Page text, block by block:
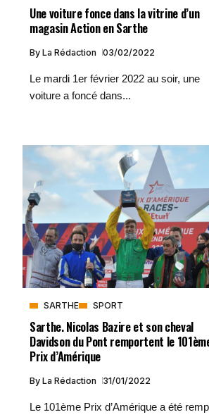
Une voiture fonce dans la vitrine d’un
magasin Action en Sarthe
By La Rédaction 03/02/2022
Le mardi 1er février 2022 au soir, une
voiture a foncé dans...
SARTHE SPORT
Sarthe. Nicolas Bazire et son cheval
Davidson du Pont remportent le
Prix d’Amérique
By La Rédaction 31/01/2022
Le 101ème Prix d’Amérique a été